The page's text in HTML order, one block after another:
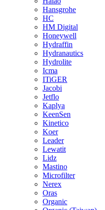
Hansgrohe
HC
HM Digital
Honeywell
Hydraffin
Hydranautics
Hydrolite
Icma
ITiGER
Jacobi
Jetflo
Kaplya
KeenSen
Kinetico
Koer
Leader
Lewatit
Lidz
Mastino
Microfilter
Nerex
Oras
Organic